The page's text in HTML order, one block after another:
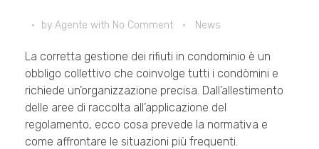
by Agente with No Comment News
La corretta gestione dei rifiuti in condominio è un
obbligo collettivo che coinvolge tutti i condòmini e
richiede un’organizzazione precisa. Dall’allestimento
delle aree di raccolta all’applicazione del
regolamento, ecco cosa prevede la normativa e
come affrontare le situazioni più frequenti.